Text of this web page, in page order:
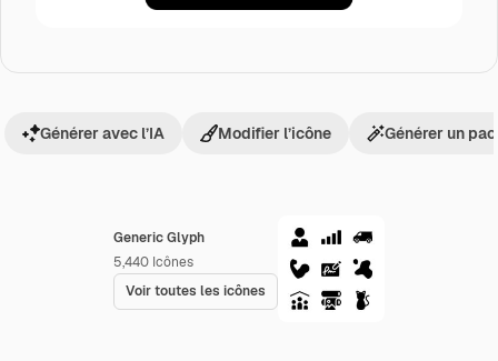
Generic Glyph
5,440 Icônes
Voir toutes les icônes
Générer avec l’IA Modifier l’icône Générer un